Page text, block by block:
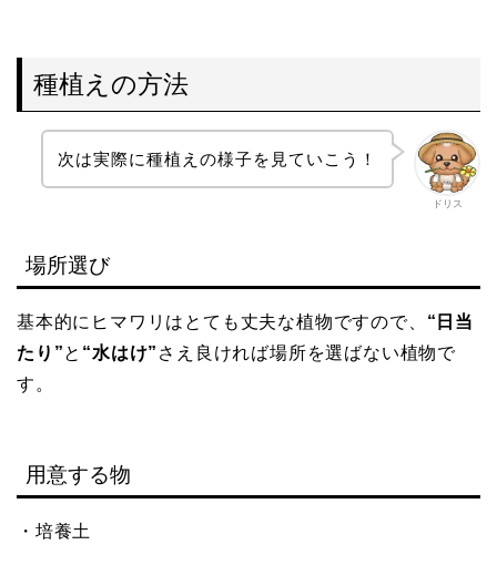
種植えの方法
ドリス
次は実際に種植えの様子を見ていこう！
場所選び
基本的にヒマワリはとても丈夫な植物ですので、 “日当
たり”と “水はけ” さえ良ければ場所を選ばない植物で
す。
用意する物
・培養土